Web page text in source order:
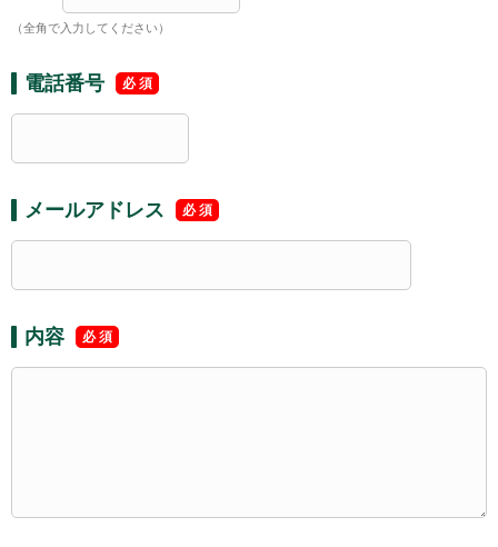
（全角で入力してください）
電話番号
メールアドレス
内容